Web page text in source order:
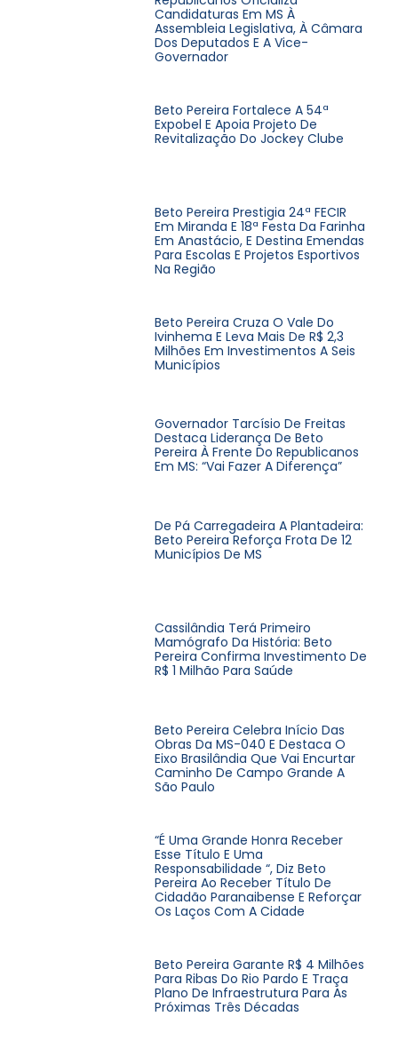
Candidaturas Em MS À
Assembleia Legislativa, À Câmara
Dos Deputados E A Vice-
Governador
Beto Pereira Fortalece A 54ª
Expobel E Apoia Projeto De
Revitalização Do Jockey Clube
Beto Pereira Prestigia 24ª FECIR
Em Miranda E 18ª Festa Da Farinha
Em Anastácio, E Destina Emendas
Para Escolas E Projetos Esportivos
Na Região
Beto Pereira Cruza O Vale Do
Ivinhema E Leva Mais De R$ 2,3
Milhões Em Investimentos A Seis
Municípios
Governador Tarcísio De Freitas
Destaca Liderança De Beto
Pereira À Frente Do Republicanos
Em MS: “Vai Fazer A Diferença”
De Pá Carregadeira A Plantadeira:
Beto Pereira Reforça Frota De 12
Municípios De MS
Cassilândia Terá Primeiro
Mamógrafo Da História: Beto
Pereira Confirma Investimento De
R$ 1 Milhão Para Saúde
Beto Pereira Celebra Início Das
Obras Da MS-040 E Destaca O
Eixo Brasilândia Que Vai Encurtar
Caminho De Campo Grande A
São Paulo
“É Uma Grande Honra Receber
Esse Título E Uma
Responsabilidade “, Diz Beto
Pereira Ao Receber Título De
Cidadão Paranaibense E Reforçar
Os Laços Com A Cidade
Beto Pereira Garante R$ 4 Milhões
Para Ribas Do Rio Pardo E Traça
Plano De Infraestrutura Para As
Próximas Três Décadas